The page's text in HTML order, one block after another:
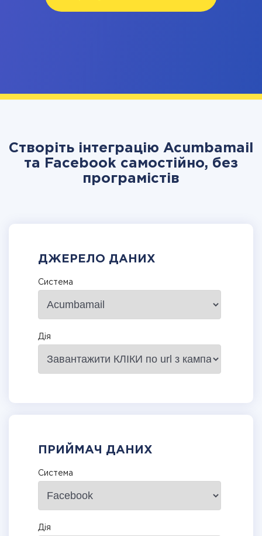
Створіть інтеграцію Acumbamail
та Facebook самостійно, без
програмістів
ДЖЕРЕЛО ДАНИХ
Система
Дія
ПРИЙМАЧ ДАНИХ
Система
Дія